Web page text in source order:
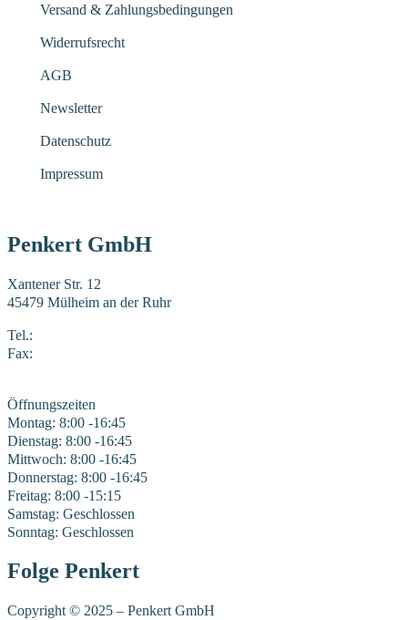
Versand & Zahlungsbedingungen
Widerrufsrecht
AGB
Newsletter
Datenschutz
Impressum
Penkert GmbH
Xantener Str. 12
45479 Mülheim an der Ruhr
Tel.:
Fax:
Öffnungszeiten
Montag: 8:00 -16:45
Dienstag: 8:00 -16:45
Mittwoch: 8:00 -16:45
Donnerstag: 8:00 -16:45
Freitag: 8:00 -15:15
Samstag: Geschlossen
Sonntag: Geschlossen
Folge Penkert
Copyright © 2025 – Penkert GmbH